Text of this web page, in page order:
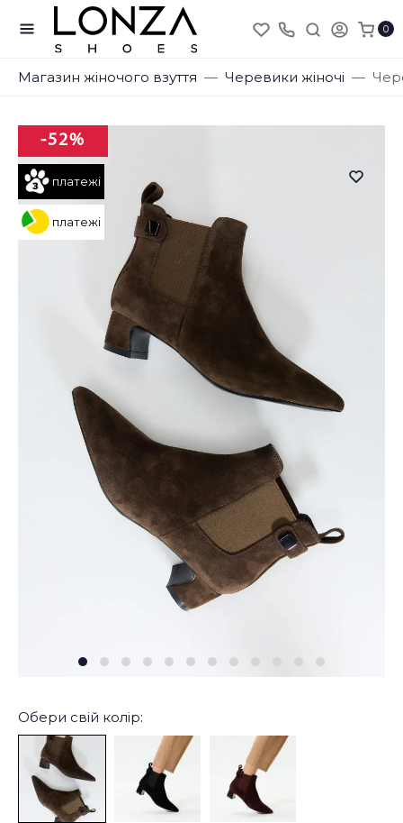
0
Магазин жіночого взуття Черевики жіночі
платежі
платежі
-52%
Обери свій колір: